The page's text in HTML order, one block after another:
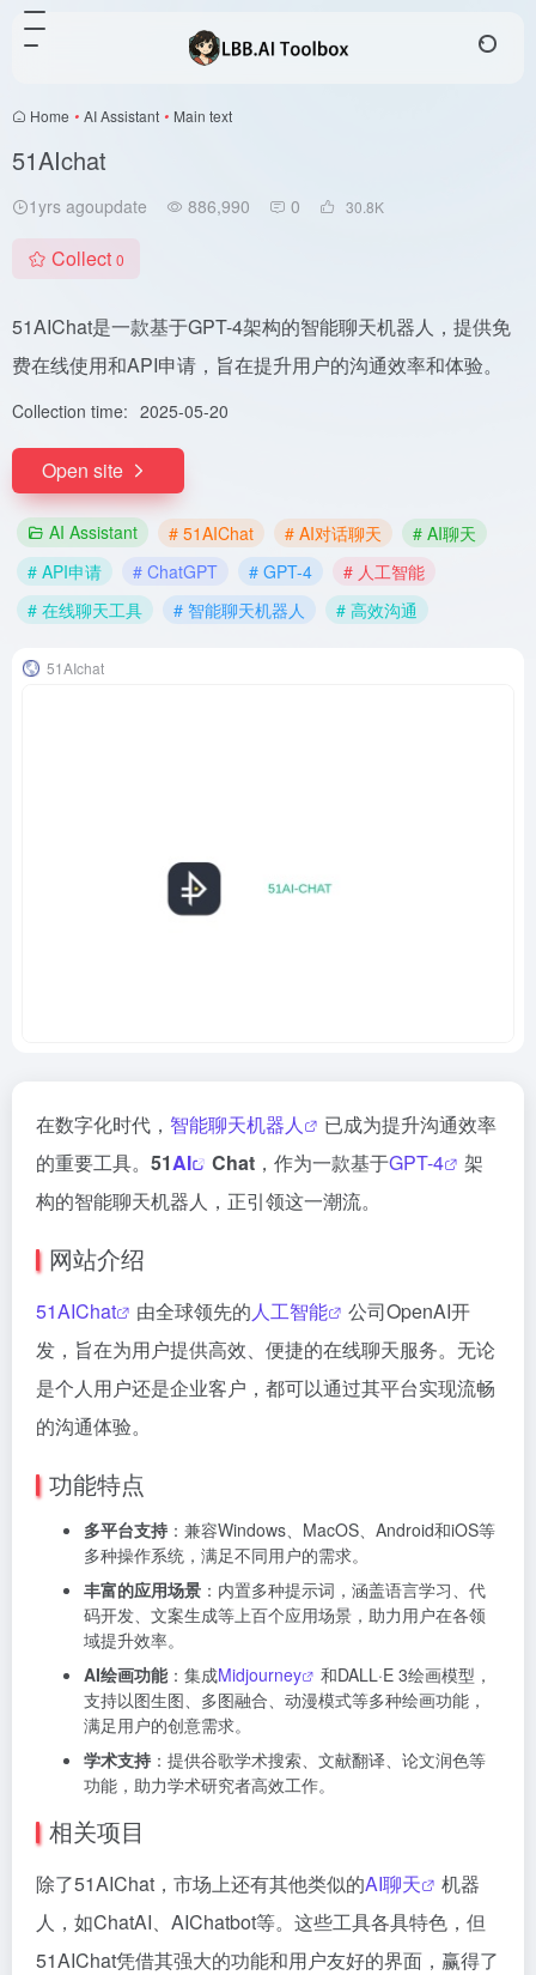
Home • AI Assistant • Main text
51AIchat
1yrs agoupdate 886,990 0 30.8K
Collect 0
51AIChat是一款基于GPT-4架构的智能聊天机器人，提供免
费在线使用和API申请，旨在提升用户的沟通效率和体验。
Collection time: 2025-05-20
Open site
AI Assistant # 51AIChat # AI对话聊天
# AI聊天
# API申请
# ChatGPT # GPT-4
# 人工智能
# 在线聊天工具
# 智能聊天机器人 # 高效沟通
51AIchat
在数字化时代， 智能聊天机器人
已成为提升沟通效率
的重要工具。 51AI Chat ，作为一款基于GPT-4
架
构的智能聊天机器人，正引领这一潮流。
网站介绍
51AIChat 由全球领先的人工智能
公司OpenAI开
发，旨在为用户提供高效、便捷的在线聊天服务。无论
是个人用户还是企业客户，都可以通过其平台实现流畅
的沟通体验。
功能特点
多平台支持 ：兼容Windows、MacOS、Android和iOS等
多种操作系统，满足不同用户的需求。
丰富的应用场景 ：内置多种提示词，涵盖语言学习、代
码开发、文案生成等上百个应用场景，助力用户在各领
域提升效率。
AI绘画功能：集成Midjourney
和DALL·E 3绘画模型，
支持以图生图、多图融合、动漫模式等多种绘画功能，
满足用户的创意需求。
学术支持 ：提供谷歌学术搜索、文献翻译、论文润色等
功能，助力学术研究者高效工作。
相关项目
除了51AIChat，市场上还有其他类似的AI聊天
机器
人，如ChatAI、AIChatbot等。这些工具各具特色，但
51AIChat凭借其强大的功能和用户友好的界面，赢得了